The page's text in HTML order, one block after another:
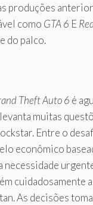
produções
como GTA 6 E
do palco.
Theft Auto 6 é
muitas
Entre o
econômico
necessidade
cuidadosamente
As decisões